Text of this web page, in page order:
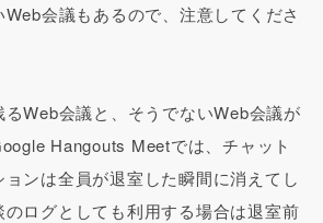
会議もあるので、注意してくださ
Web会議と、そうでないWeb会議が
Hangouts Meetでは、チャット
ンは全員が退室した瞬間に消えてし
のログとしても利用する場合は退室前